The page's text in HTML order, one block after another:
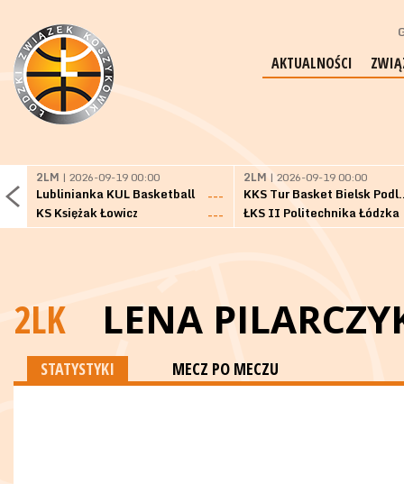
AKTUALNOŚCI
2LM | 2026-09-19 00:00
Lublinianka KUL Basketball
---
KS Księżak Łowicz
---
2LM | 2026-09-19 00:00
KKS Tur
ŁKS II Politechnika Łódzka
2LK LENA
STATYSTYKI MECZ PO MECZU